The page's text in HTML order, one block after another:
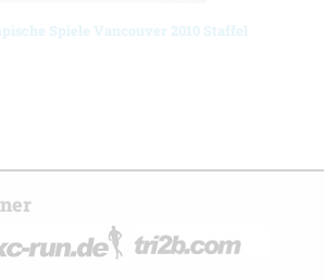
Spiele Vancouver 2010 Staffel